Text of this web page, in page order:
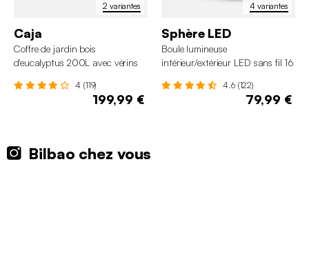
2 variantes
Caja
Coffre de jardin bois
d'eucalyptus 200L avec vérins
4 (119)
199,99 €
4 variantes
Sphère LED
Boule lumineuse
intérieur/extérieur LED sans fil 16
4.6 (122)
79,99 €
Bilbao chez vous